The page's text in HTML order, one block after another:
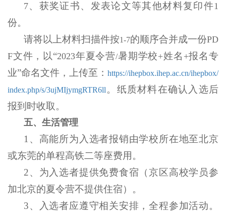
7、获奖证书、发表论文等其他材料复印件1
份。
请将以上材料扫描件按1-7的顺序合并成一份PD
F文件，以“2023年夏令营/暑期学校+姓名 +报名专
业”命名文件，上传至： https://ihepbox.ihep.ac.cn/ihepbox/
index.php/s/3ujMIjymgRTR6ll 。纸质材料在确认入选后
报到时收取。
五、生活管理
1 、高能所为入选者报销由学校所在地至北京
或东莞的单程高铁二等座费用。
2、为入选者提供免费食宿（京区高校学员参
加北京的夏令营不提供住宿）。
3、入选者应遵守相关安排，全程参加活动。